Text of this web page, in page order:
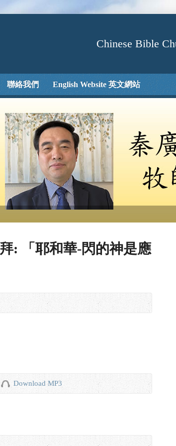
Chinese Bible
聯絡我們 English Website 英文網站
: 「耶和華-閃的神是應
Download MP3